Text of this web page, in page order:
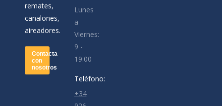
remates,
canalones,
aireadores.
Contacta
con
nosotros
Lunes
a
Viernes:
9 -
19:00
Teléfono:
+34